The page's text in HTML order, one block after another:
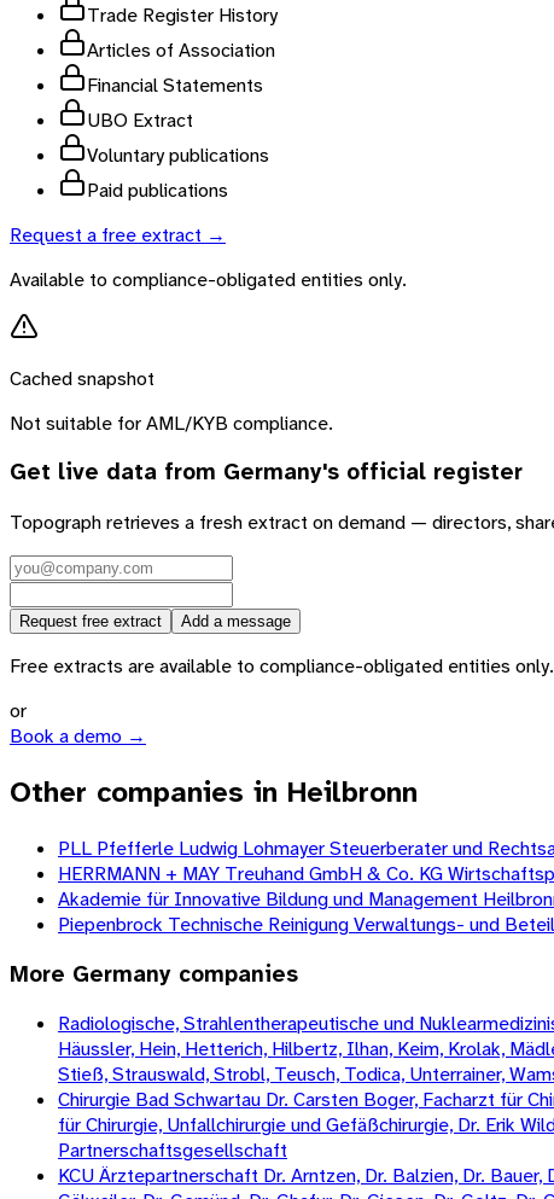
Trade Register History
Articles of Association
Financial Statements
UBO Extract
Voluntary publications
Paid publications
Request a free extract →
Available to compliance-obligated entities only.
Cached snapshot
Not suitable for AML/KYB compliance.
Get live data from Germany's official register
Topograph retrieves a fresh extract on demand — directors,
Request free extract Add a message
Free extracts are available to compliance-obligated entities
or
Book a demo →
Other companies in Heilbronn
PLL Pfefferle Ludwig Lohmayer Steuerberater und
HERRMANN + MAY Treuhand GmbH & Co. KG
Akademie für Innovative Bildung und Management
Piepenbrock Technische Reinigung Verwaltungs- und
More Germany companies
Radiologische, Strahlentherapeutische und
Häussler, Hein, Hetterich, Hilbertz, Ilhan, Keim, Krolak,
Stieß, Strauswald, Strobl, Teusch, Todica, Unterrainer,
Chirurgie Bad Schwartau Dr. Carsten Boger, Facharzt für
für Chirurgie, Unfallchirurgie und Gefäßchirurgie, Dr. Erik
Partnerschaftsgesellschaft
KCU Ärztepartnerschaft Dr. Arntzen, Dr. Balzien, Dr. Bauer,